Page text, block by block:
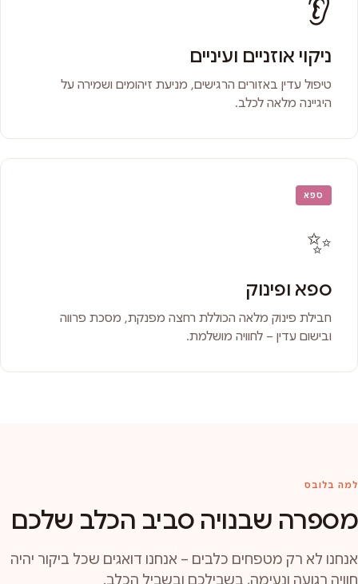
👂
ניקוי אוזניים ועיניים
טיפול עדין באזורים הרגישים, מניעת זיהומים ושמירה על
היגיינה מלאה לכלב.
ספא
✨
ספא ופינוק
חבילת פינוק מלאה הכוללת רחצה מפנקת, מסכת פרווה
ובישום עדין – לחוויה מושלמת.
למה בלובס
מספרה שבנויה סביב הכלב שלכם
אנחנו לא רק מטפחים כלבים – אנחנו דואגים שכל ביקור יהיה
חוויה רגועה ונעימה, בשבילכם ובשביל הכלב.